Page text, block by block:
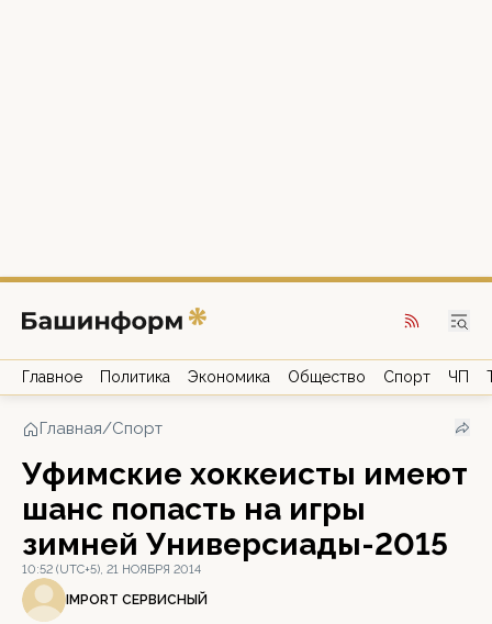
Главное Политика Экономика Общество Спорт ЧП
Главная/Спорт
Уфимские хоккеисты имеют
шанс попасть на игры
зимней Универсиады-2015
10:52 (UTC+5), 21 НОЯБРЯ 2014
IMPORT СЕРВИСНЫЙ